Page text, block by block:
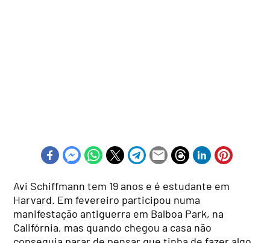
Avi Schiffmann tem 19 anos e é estudante em
Harvard. Em fevereiro participou numa
manifestação antiguerra em Balboa Park, na
Califórnia, mas quando chegou a casa não